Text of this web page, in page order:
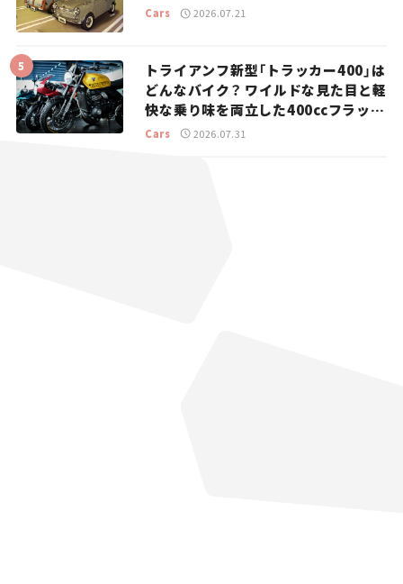
Cars 2026.07.21
トライアンフ新型「トラッカー400」は
どんなバイク？ ワイルドな見た目と軽
快な乗り味を両立した400ccフラット
トラッカー【試乗レビュー】
Cars 2026.07.31